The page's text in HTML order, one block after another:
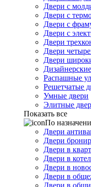
Двери с
Двери с
Двери с
Двери с
Двери
Двери
Двери
Распашные
Решетчатые
Умные двери
Элитные
Показать все
По
Двери
Двери
Двери в
Двери в
Двери в
Двери в
Двери в